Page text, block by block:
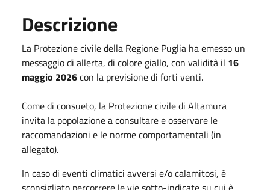
Descrizione
La Protezione civile della Regione Puglia ha emesso un
messaggio di allerta, di colore giallo, con validità il 16
maggio 2026con la previsione di forti venti.
Come di consueto, la Protezione civile di Altamura
invita la popolazione a consultare e osservare le
raccomandazioni e le norme comportamentali (in
allegato).
In caso di eventi climatici avversi e/o calamitosi, è